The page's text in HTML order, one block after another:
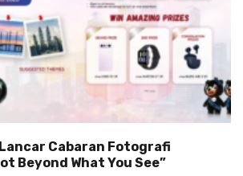
Cabaran Fotografi
Beyond What You See”